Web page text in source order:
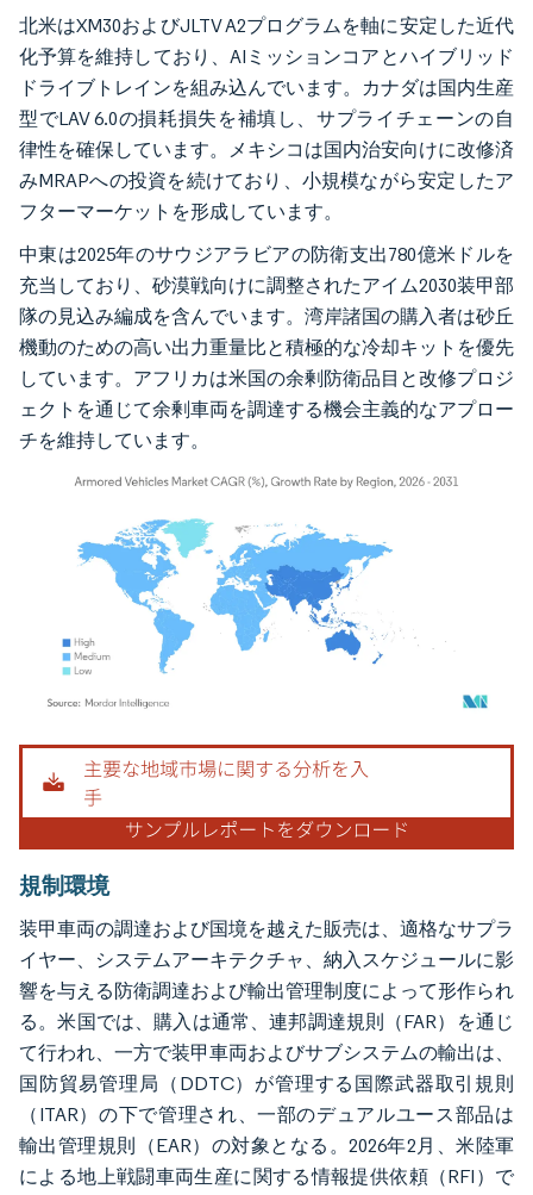
北米はXM30およびJLTV A2プログラムを軸に安定した近代
化予算を維持しており、AIミッションコアとハイブリッド
ドライブトレインを組み込んでいます。カナダは国内生産
型でLAV 6.0の損耗損失を補填し、サプライチェーンの自
律性を確保しています。メキシコは国内治安向けに改修済
みMRAPへの投資を続けており、小規模ながら安定したア
フターマーケットを形成しています。
中東は2025年のサウジアラビアの防衛支出780億米ドルを
充当しており、砂漠戦向けに調整されたアイム2030装甲部
隊の見込み編成を含んでいます。湾岸諸国の購入者は砂丘
機動のための高い出力重量比と積極的な冷却キットを優先
しています。アフリカは米国の余剰防衛品目と改修プロジ
ェクトを通じて余剰車両を調達する機会主義的なアプロー
チを維持しています。
画像 © Mordor Intelligence。再利用にはCC BY 4.0の表示が必要です。
規制環境
装甲車両の調達および国境を越えた販売は、適格なサプラ
イヤー、システムアーキテクチャ、納入スケジュールに影
響を与える防衛調達および輸出管理制度によって形作られ
る。米国では、購入は通常、連邦調達規則（FAR）を通じ
て行われ、一方で装甲車両およびサブシステムの輸出は、
国防貿易管理局（DDTC）が管理する国際武器取引規則
（ITAR）の下で管理され、一部のデュアルユース部品は
輸出管理規則（EAR）の対象となる。2026年2月、米陸軍
による地上戦闘車両生産に関する情報提供依頼（RFI）で